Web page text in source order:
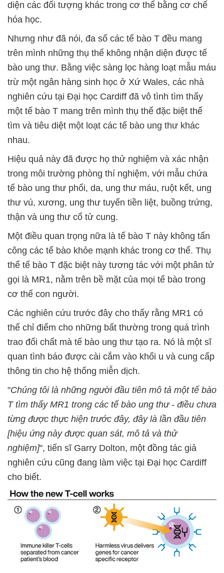
diện các đối tượng khác trong cơ thể bằng cơ chế
hóa học.
Nhưng như đã nói, đa số các tế bào T đều mang
trên mình những thụ thể không nhận diện được tế
bào ung thư. Bằng việc sàng lọc hàng loạt mẫu máu
trừ một ngân hàng sinh học ở Xứ Wales, các nhà
nghiên cứu tại Đại học Cardiff đã vô tình tìm thấy
một tế bào T mang trên mình thụ thể đặc biệt thể
tìm và tiêu diệt một loạt các tế bào ung thư khác
nhau.
Hiệu quả này đã được họ thử nghiệm và xác nhận
trong môi trường phòng thí nghiệm, với mẫu chứa
tế bào ung thư phổi, da, ung thư máu, ruột kết, ung
thư vú, xương, ung thư tuyến tiền liệt, buồng trứng,
thận và ung thư cổ tử cung.
Một điều quan trọng nữa là tế bào T này không tấn
công các tế bào khỏe mạnh khác trong cơ thể. Thụ
thể tế bào T đặc biệt này tương tác với một phân tử
gọi là MR1, nằm trên bề mặt của mọi tế bào trong
cơ thể con người.
Các nghiên cứu trước đây cho thấy rằng MR1 có
thể chỉ điểm cho những bất thường trong quá trình
trao đổi chất mà tế bào ung thư tạo ra. Nó là một sĩ
quan tình báo được cài cắm vào khối u và cung cấp
thông tin cho hệ thống miễn dịch.
"Chúng tôi là những người đầu tiên mô tả một tế bào
T tìm thấy MR1 trong các tế bào ung thư - điều chưa
từng được thực hiện trước đây, đây là lần đầu tiên
[hiệu ứng này được quan sát, mô tả và thử
nghiệm]", tiến sĩ Garry Dolton, một đồng tác giả
nghiên cứu cũng đang làm việc tại Đại học Cardiff
cho biết.